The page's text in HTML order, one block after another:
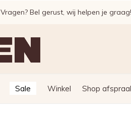
Sale Winkel Shop
Vragen? Bel gerust, wij helpen je graag!